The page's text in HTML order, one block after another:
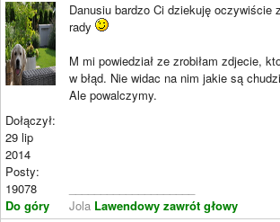
Dołączył:
29 lip
2014
Posty:
19078
Do góry
Danusiu bardzo Ci dziekuję oczywiście
rady
M mi powiedział ze zrobiłam zdjecie,
w błąd. Nie widac na nim jakie są
Ale powalczymy.
Jola Lawendowy zawrót głowy